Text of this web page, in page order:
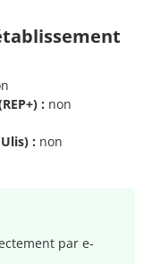
: non
: non
par e-